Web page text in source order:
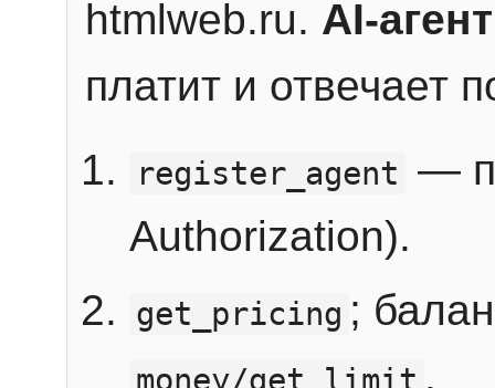
htmlweb.ru. AI-агент
платит и отвечает
register_agent —
Authorization).
get_pricing ;
.